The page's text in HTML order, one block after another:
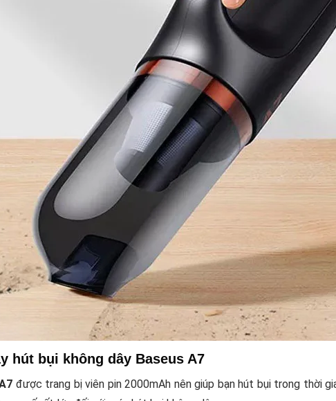
hút bụi không dây Baseus A7
được trang bị viên pin 2000mAh nên giúp bạn hút bụi trong thời